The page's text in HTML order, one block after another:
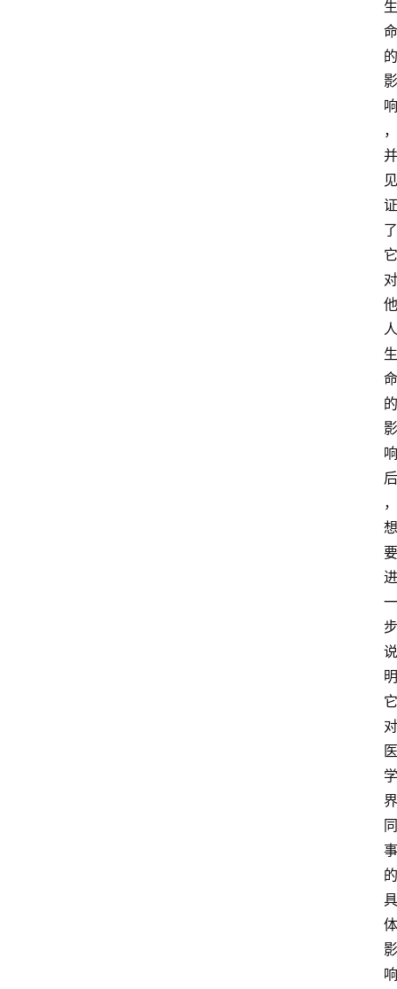
生
命
的
影
响
，
并
见
证
了
它
对
他
人
生
命
的
影
响
后
，
想
要
进
一
步
说
明
它
对
医
学
界
同
事
的
具
体
影
响